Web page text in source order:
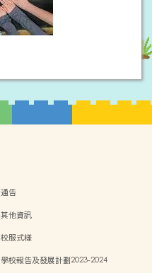
通告
其他資訊
校服式樣
學校報告及發展計劃2023-2024